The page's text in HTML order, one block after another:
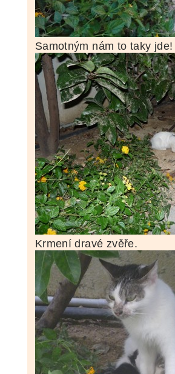
Samotným nám to taky jde!
Krmení dravé zvěře.